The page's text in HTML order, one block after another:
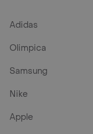
Adidas
Olimpica
Samsung
Nike
Apple